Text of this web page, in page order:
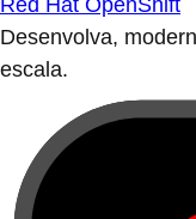
Red Hat OpenShift
Desenvolva,
escala.